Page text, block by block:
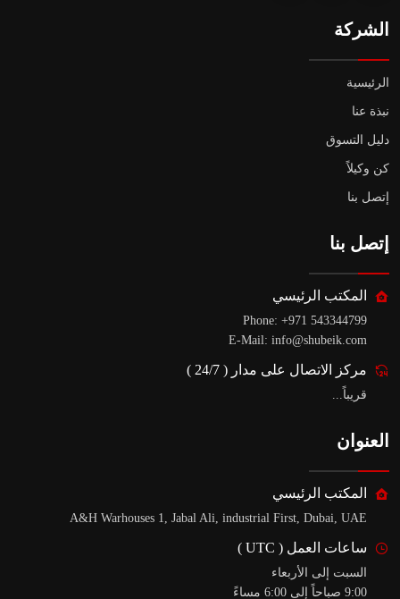
الشركة
الرئيسية
نبذة عنا
دليل التسوق
كن وكيلاً
إتصل بنا
إتصل بنا
المكتب الرئيسي
Phone: +971 543344799
E-Mail: info@shubeik.com
مركز الاتصال على مدار (
24/7
)
قريباً...
العنوان
المكتب الرئيسي
A&H Warhouses 1, Jabal Ali, industrial First, Dubai, UAE
ساعات العمل (
)
السبت إلى الأربعاء
9:00 صباحاً إلى 6:00 مساءً